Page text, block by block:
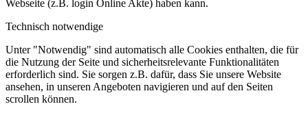
Webseite (z.B. login Online Akte) haben kann.
Technisch notwendige
Unter "Notwendig" sind automatisch alle Cookies enthalten, die für
die Nutzung der Seite und sicherheitsrelevante Funktionalitäten
erforderlich sind. Sie sorgen z.B. dafür, dass Sie unsere Website
ansehen, in unseren Angeboten navigieren und auf den Seiten
scrollen können.